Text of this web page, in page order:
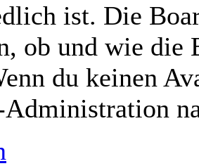
ist. Die
ob und wie die
du keinen